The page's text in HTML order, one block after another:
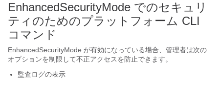
EnhancedSecurityMode でのセキュリ
ティのためのプラットフォーム CLI
コマンド
EnhancedSecurityMode が有効になっている場合、管理者は次の
オプションを制限して不正アクセスを防止できます。
監査ログの表示